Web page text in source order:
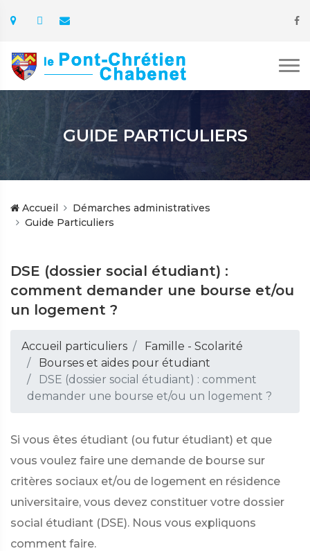
GUIDE PARTICULIERS
Accueil
Démarches administratives
Guide Particuliers
DSE (dossier social étudiant) :
comment demander une bourse et/ou
un logement ?
Accueil particuliers
Famille - Scolarité
Bourses et aides pour étudiant
DSE (dossier social étudiant) : comment
demander une bourse et/ou un logement ?
Si vous êtes étudiant (ou futur étudiant) et que
vous voulez faire une demande de bourse sur
critères sociaux et/ou de logement en résidence
universitaire, vous devez constituer votre dossier
social étudiant (DSE). Nous vous expliquons
comment faire.